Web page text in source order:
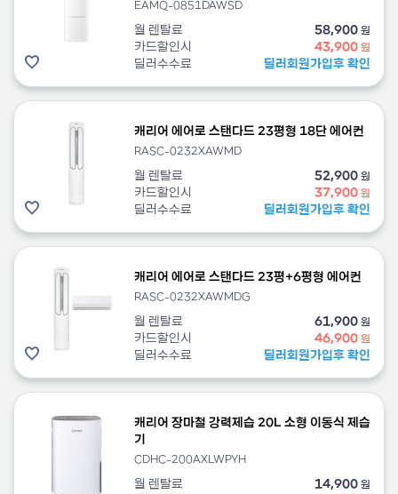
EAMQ-0851DAWSD
월 렌탈료 58,900 원
카드할인시 43,900 원
딜러수수료 딜러회원가입후 확인
캐리어 에어로 스탠다드 23평형 18단 에어컨
RASC-0232XAWMD
월 렌탈료 52,900 원
카드할인시 37,900 원
딜러수수료 딜러회원가입후 확인
캐리어 에어로 스탠다드 23평+6평형 에어컨
RASC-0232XAWMDG
월 렌탈료 61,900 원
카드할인시 46,900 원
딜러수수료 딜러회원가입후 확인
캐리어 장마철 강력제습 20L 소형 이동식 제습
기
CDHC-200AXLWPYH
월 렌탈료 14,900 원